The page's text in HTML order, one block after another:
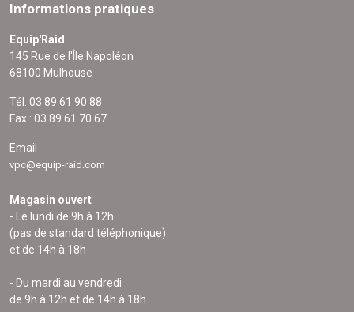
Informations pratiques
Equip'Raid
145 Rue de l'Île Napoléon
68100 Mulhouse
Tél. 03 89 61 90 88
Fax : 03 89 61 70 67
Email
vpc@equip-raid.com
Magasin ouvert
- Le lundi de 9h à 12h
(pas de standard téléphonique)
et de 14h à 18h
- Du mardi au vendredi
de 9h à 12h et de 14h à 18h